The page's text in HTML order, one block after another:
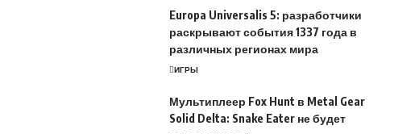
Europa Universalis 5: разработчики
раскрывают события 1337 года в
различных регионах мира
ИГРЫ
Мультиплеер Fox Hunt в Metal Gear
Solid Delta: Snake Eater не будет